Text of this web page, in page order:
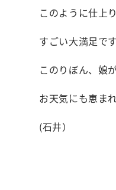
このように仕上
すごい大満足です
このりぼん、娘
お天気にも恵ま
(石井）